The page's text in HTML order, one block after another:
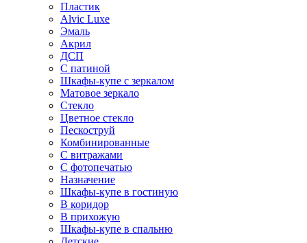
Пластик
Alvic Luxe
Эмаль
Акрил
ДСП
С патиной
Шкафы-купе с зеркалом
Матовое зеркало
Стекло
Цветное стекло
Пескоструй
Комбинированные
С витражами
С фотопечатью
Назначение
Шкафы-купе в гостиную
В коридор
В прихожую
Шкафы-купе в спальню